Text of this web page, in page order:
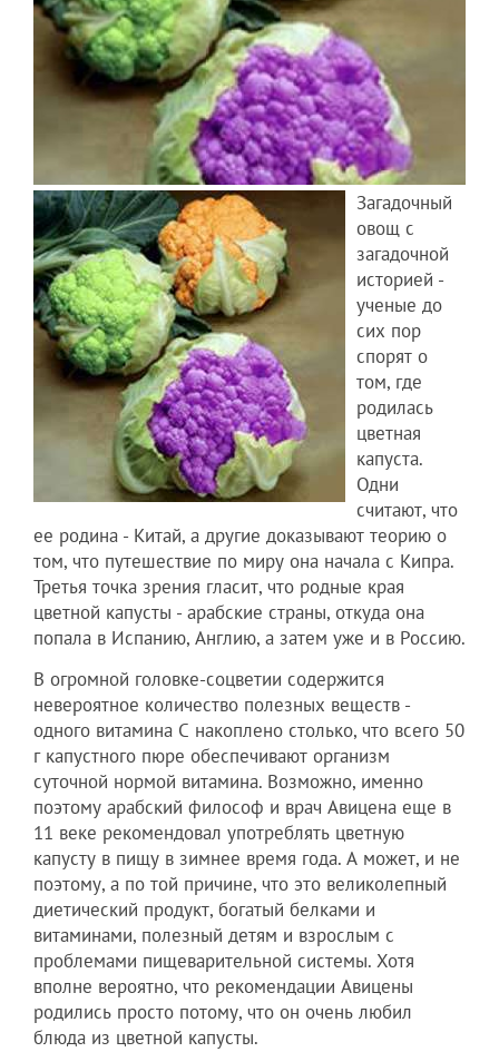
Загадочный
овощ с
загадочной
историей -
ученые до
сих пор
спорят о
том, где
родилась
цветная
капуста.
Одни
считают, что
ее родина - Китай, а другие доказывают теорию о
том, что путешествие по миру она начала с Кипра.
Третья точка зрения гласит, что родные края
цветной капусты - арабские страны, откуда она
попала в Испанию, Англию, а затем уже и в Россию.
В огромной головке-соцветии содержится
невероятное количество полезных веществ -
одного витамина С накоплено столько, что всего 50
г капустного пюре обеспечивают организм
суточной нормой витамина. Возможно, именно
поэтому арабский философ и врач Авицена еще в
11 веке рекомендовал употреблять цветную
капусту в пищу в зимнее время года. А может, и не
поэтому, а по той причине, что это великолепный
диетический продукт, богатый белками и
витаминами, полезный детям и взрослым с
проблемами пищеварительной системы. Хотя
вполне вероятно, что рекомендации Авицены
родились просто потому, что он очень любил
блюда из цветной капусты.